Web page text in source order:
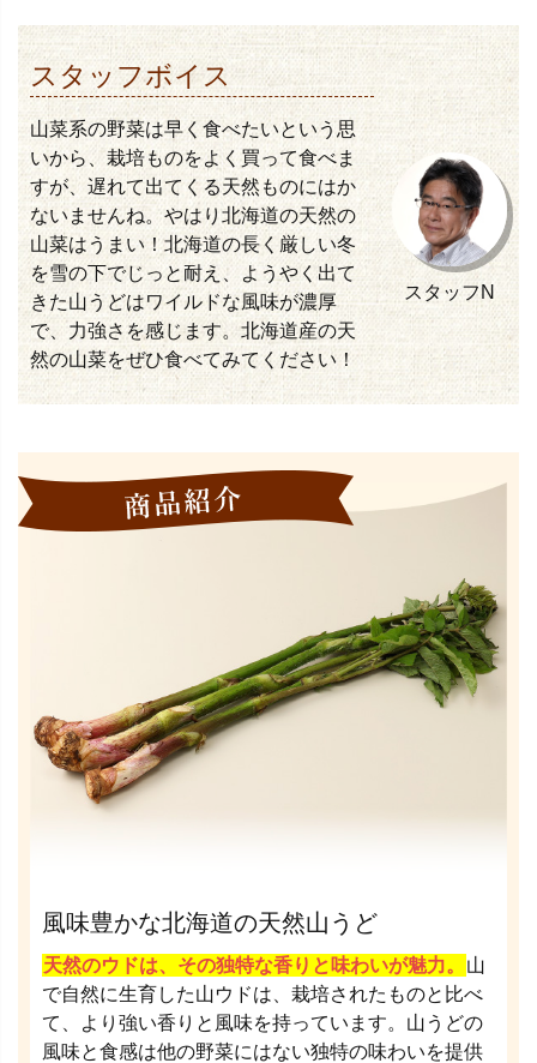
スタッフボイス
山菜系の野菜は早く食べたいという思
いから、栽培ものをよく買って食べま
すが、遅れて出てくる天然ものにはか
ないませんね。やはり北海道の天然の
山菜はうまい！北海道の長く厳しい冬
を雪の下でじっと耐え、ようやく出て
きた山うどはワイルドな風味が濃厚
で、力強さを感じます。北海道産の天
然の山菜をぜひ食べてみてください！
スタッフN
風味豊かな北海道の天然山うど
天然のウドは、その独特な香りと味わいが魅力。
山
で自然に生育した山ウドは、栽培されたものと比べ
て、より強い香りと風味を持っています。山うどの
風味と食感は他の野菜にはない独特の味わいを提供